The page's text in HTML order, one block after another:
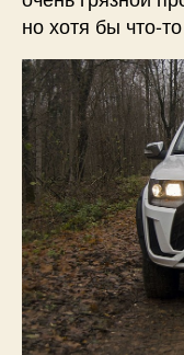
но хотя бы что-